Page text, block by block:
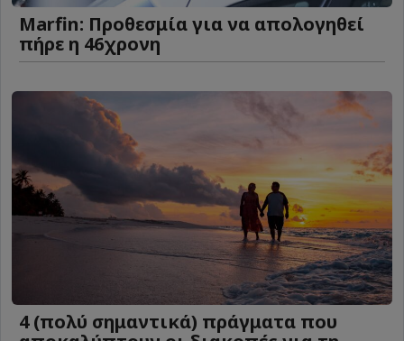
Marfin: Προθεσμία για να απολογηθεί
πήρε η 46χρονη
4 (πολύ σημαντικά) πράγματα που